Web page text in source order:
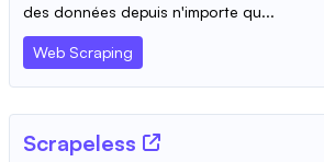
des données depuis n'importe qu...
Web Scraping
Scrapeless